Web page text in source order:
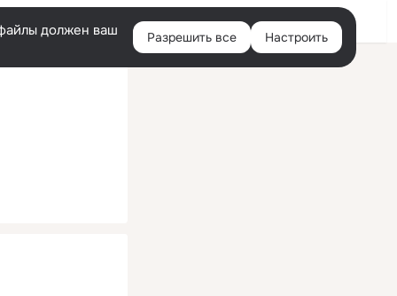
Войти
должен ваш Разрешить все Настроить